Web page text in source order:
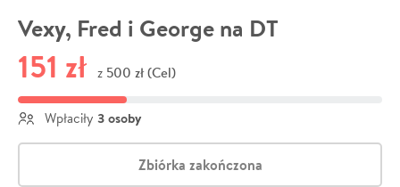
Vexy, Fred i George na DT
151 zł z 500 zł (Cel)
Wpłaciły 3 osoby
Zbiórka zakończona